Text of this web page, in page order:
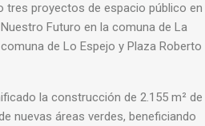
tres proyectos de espacio público en
Futuro en la comuna de La
de Lo Espejo y Plaza Roberto
la construcción de 2.155 m² de
nuevas áreas verdes, beneficiando